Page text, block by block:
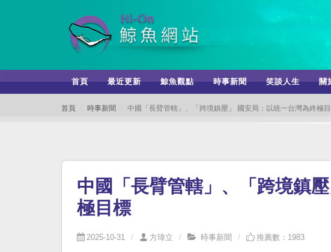
首頁 最近更新 鯨魚觀點 時事新聞 笑談人生 關
首頁 時事新聞 中國「長臂管轄」、「跨境鎮壓」 國安局：以統一台灣為終極
中國「長臂管轄」、「跨境鎮
極目標
2025-10-31 方瑋立 時事新聞 推薦數：1983